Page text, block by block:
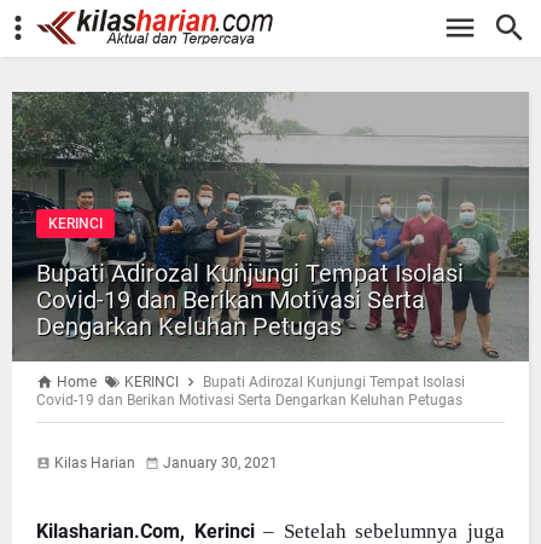
-->
KERINCI
Bupati Adirozal Kunjungi Tempat Isolasi
Covid-19 dan Berikan Motivasi Serta
Dengarkan Keluhan Petugas
Home KERINCI
Bupati Adirozal Kunjungi Tempat Isolasi
Covid-19 dan Berikan Motivasi Serta Dengarkan Keluhan Petugas
Kilas Harian January 30, 2021
Kilasharian.Com, Kerinci – Setelah sebelumnya juga